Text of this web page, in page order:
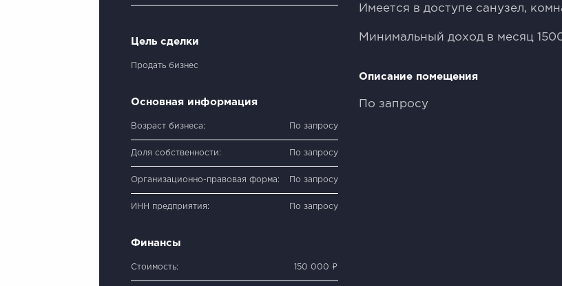
Цель сделки
Продать бизнес
Основная информация
Возраст бизнеса: По запросу
Доля собственности: По запросу
Организационно-правовая форма: По запросу
ИНН предприятия: По запросу
Финансы
Стоимость: 150 000 ₽
Имеется в доступе санузел,
Минимальный доход в месяц
Описание помещения
По запросу